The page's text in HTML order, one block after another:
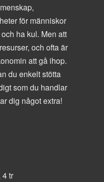
för människor
ha kul. Men att
och ofta är
att gå ihop.
du enkelt stötta
som du handlar
dig något extra!
4 tr